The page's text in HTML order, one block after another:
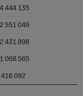
444 135
551 049
431 898
068 565
092